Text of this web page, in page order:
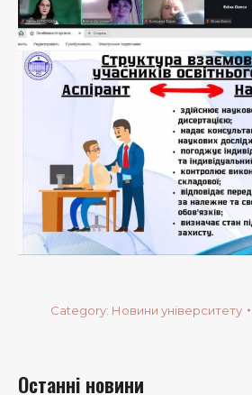
Category: Новини університету
Останні новини